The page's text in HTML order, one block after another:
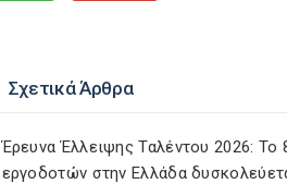
Σχετικά Άρθρα
Έρευνα Έλλειψης Ταλέντου 2026: Το
εργοδοτών στην Ελλάδα